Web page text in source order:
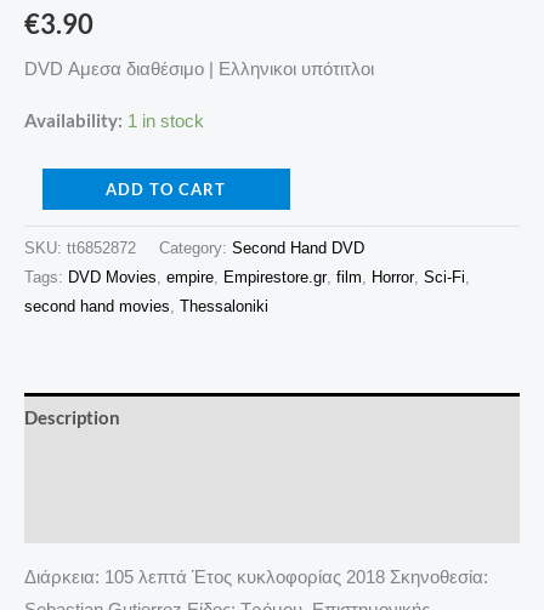
€3.90
DVD Αμεσα διαθέσιμο | Ελληνικοι υπότιτλοι
Availability: 1 in stock
ADD TO CART
SKU: tt6852872 Category: Second Hand DVD
Tags: DVD Movies, empire, Empirestore.gr, film, Horror, Sci-Fi,
second hand movies, Thessaloniki
Description
Διάρκεια: 105 λεπτά Έτος κυκλοφορίας 2018 Σκηνοθεσία: